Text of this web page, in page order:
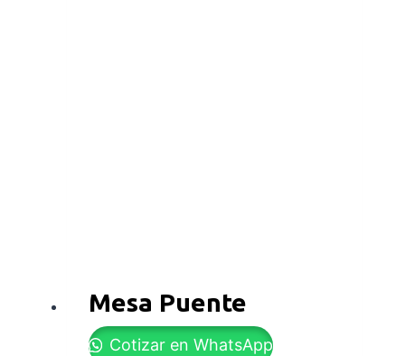
Mesa Puente
Cotizar en WhatsApp